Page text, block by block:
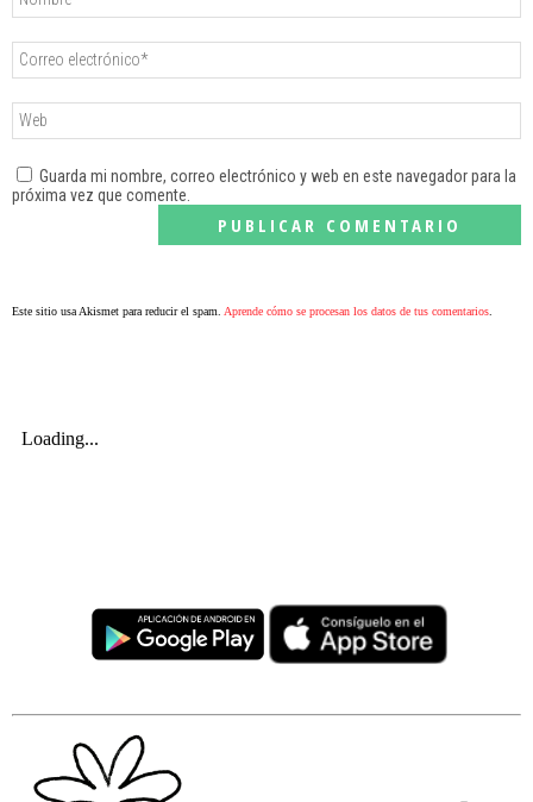
Guarda mi nombre, correo electrónico y web en este navegador para la
próxima vez que comente.
Este sitio usa Akismet para reducir el spam. Aprende cómo se procesan los datos de tus comentarios